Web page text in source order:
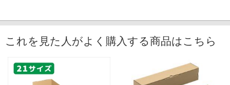
これを見た人がよく購入する商品はこちら